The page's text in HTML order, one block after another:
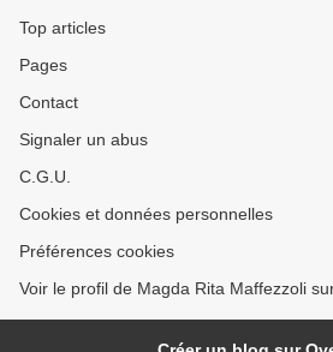
Top articles
Pages
Contact
Signaler un abus
C.G.U.
Cookies et données personnelles
Préférences cookies
Voir le profil de Magda Rita Maffezzoli